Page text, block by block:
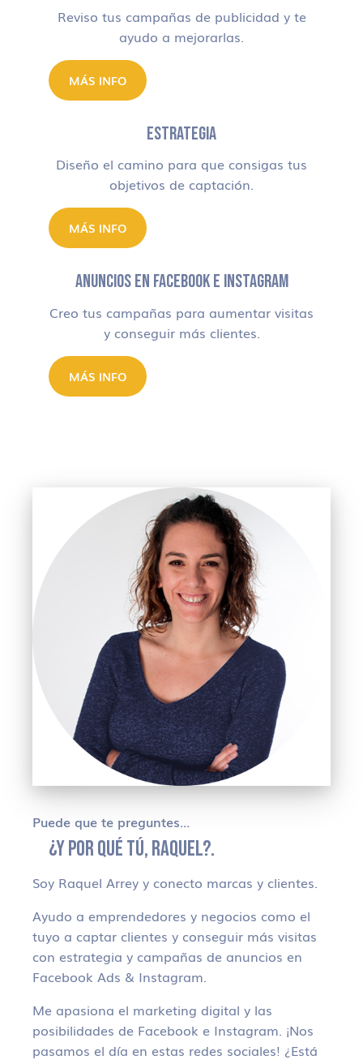
Reviso tus campañas de publicidad y te
ayudo a mejorarlas.
MÁS INFO
ESTRATEGIA
Diseño el camino para que consigas tus
objetivos de captación.
MÁS INFO
ANUNCIOS EN FACEBOOK E INSTAGRAM
Creo tus campañas para aumentar visitas
y conseguir más clientes.
MÁS INFO
Puede que te preguntes…
¿Y POR QUÉ TÚ, RAQUEL?.
Soy Raquel Arrey y conecto marcas y clientes.
Ayudo a emprendedores y negocios como el
tuyo a captar clientes y conseguir más visitas
con estrategia y campañas de anuncios en
Facebook Ads & Instagram.
Me apasiona el marketing digital y las
posibilidades de Facebook e Instagram. ¡Nos
pasamos el día en estas redes sociales! ¿Está